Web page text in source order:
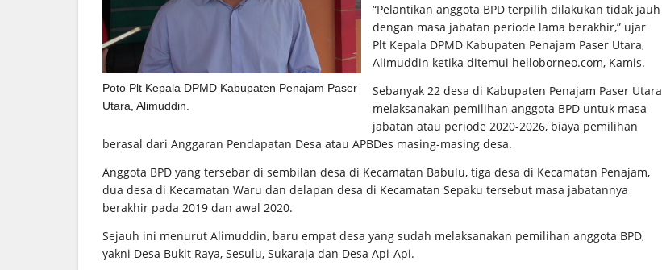
Poto Plt Kepala DPMD Kabupaten Penajam Paser
Utara, Alimuddin.
“Pelantikan anggota BPD terpilih dilakukan tidak jauh
dengan masa jabatan periode lama berakhir,” ujar
Plt Kepala DPMD Kabupaten Penajam Paser Utara,
Alimuddin ketika ditemui helloborneo.com, Kamis.
Sebanyak 22 desa di Kabupaten Penajam Paser Utara
melaksanakan pemilihan anggota BPD untuk masa
jabatan atau periode 2020-2026, biaya pemilihan
berasal dari Anggaran Pendapatan Desa atau APBDes masing-masing desa.
Anggota BPD yang tersebar di sembilan desa di Kecamatan Babulu, tiga desa di Kecamatan Penajam,
dua desa di Kecamatan Waru dan delapan desa di Kecamatan Sepaku tersebut masa jabatannya
berakhir pada 2019 dan awal 2020.
Sejauh ini menurut Alimuddin, baru empat desa yang sudah melaksanakan pemilihan anggota BPD,
yakni Desa Bukit Raya, Sesulu, Sukaraja dan Desa Api-Api.